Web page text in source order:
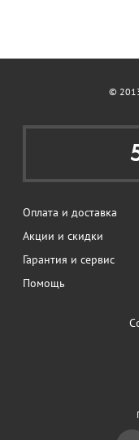
©
Оплата и доставка
Акции и скидки
Гарантия и сервис
Помощь